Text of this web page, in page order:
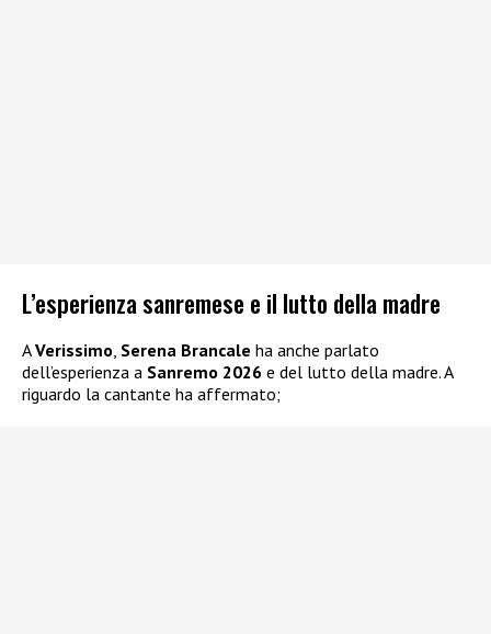
L’esperienza sanremese e il lutto della madre
AVerissimo, Serena Brancale ha anche parlato
dell’esperienza a Sanremo 2026 e del lutto della madre. A
riguardo la cantante ha affermato;